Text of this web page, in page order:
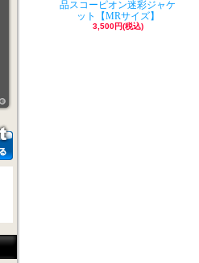
品スコーピオン迷彩ジャケ
ット【MRサイズ】
3,500円(税込)